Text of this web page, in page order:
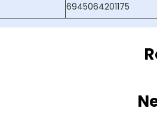
6945064201175